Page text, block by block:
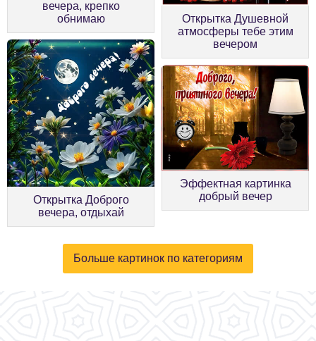
вечера, крепко
обнимаю
Открытка Душевной
атмосферы тебе этим
вечером
Открытка Доброго
вечера, отдыхай
Эффектная картинка
добрый вечер
Больше картинок по категориям